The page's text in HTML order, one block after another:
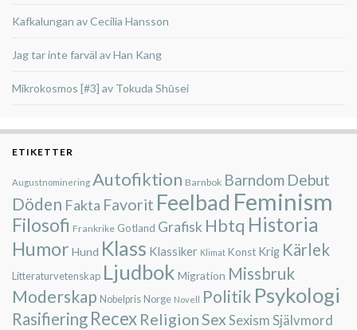
Kafkalungan av Cecilia Hansson
Jag tar inte farväl av Han Kang
Mikrokosmos [#3] av Tokuda Shūsei
ETIKETTER
Augustnominering Autofiktion Barnbok Barndom Debut
Döden Fakta Favorit Feelbad Feminism
Filosofi Frankrike Gotland Grafisk Hbtq Historia
Humor Hund Klass Klassiker Klimat Konst Krig Kärlek
Litteraturvetenskap Ljudbok Migration Missbruk
Moderskap Nobelpris Norge Novell Politik Psykologi
Rasifiering Recex ReligionSex Sexism Självmord